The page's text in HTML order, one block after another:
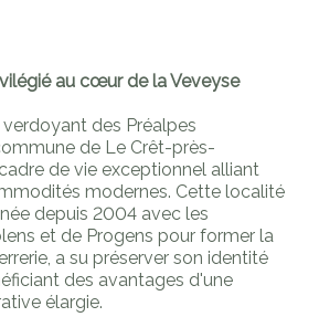
au cœur de la Veveyse
verdoyant des Préalpes
de Le Crêt-près-
de vie exceptionnel alliant
modernes. Cette localité
depuis 2004 avec les
et de Progens pour former la
a su préserver son identité
des avantages d'une
élargie.